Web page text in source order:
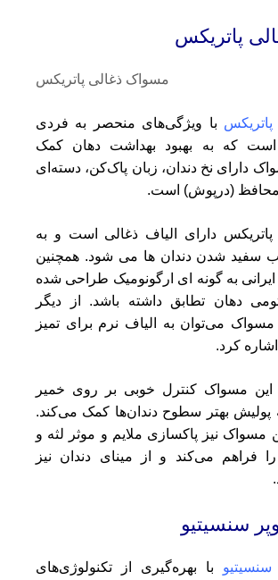
پاتریکس
با ویژگی‌های منحصر به فردی
که به بهبود بهداشت دهان کمک
دارای نخ دندان، زبان پاک‌کن، دسته‌ای
(درپوش) است.
دارای الیاف ذغالی است و به
سفید شدن دندان ها می شود. همچنین
به گونه ای ارگونومیک طراحی شده
دهان تطابق داشته باشد. از دیگر
می‌توان به الیاف نرم برای تمیز
کرد.
مسواک کنترل خوبی بر روی خمیر
پولیش بهتر سطوح دندان‌ها کمک می‌کند.
مسواک نیز پاکسازی ملایم و موثر لثه و
فراهم می‌کند و از مینای دندان نیز
سنسیتیو
با بهره‌گیری از تکنولوژی‌های